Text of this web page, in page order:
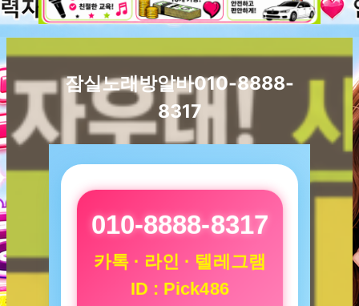
잠실노래방알바010-8888-
8317
010-8888-8317
카톡 · 라인 · 텔레그램
ID : Pick486